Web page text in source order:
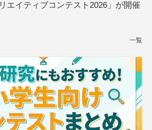
リエイティブコンテスト2026」が開催
一覧